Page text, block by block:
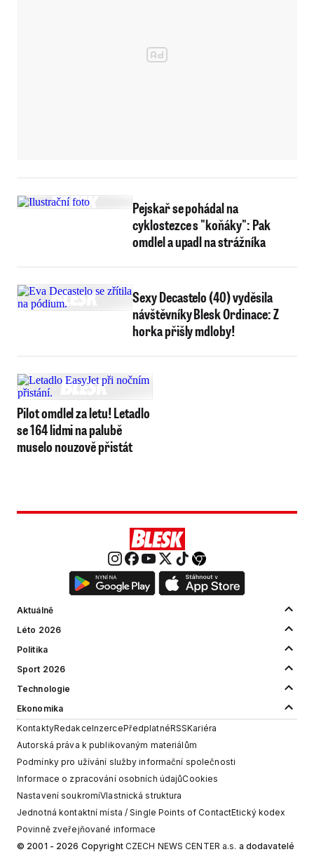
Pejskař se pohádal na
cyklostezce s "koňáky": Pak
omdlel a upadl na strážníka
Sexy Decastelo (40) vyděsila
návštěvníky Blesk Ordinace: Z
horka přišly mdloby!
Pilot omdlel za letu! Letadlo
se 164 lidmi na palubě
muselo nouzově přistát
Aktuálně
Léto 2026
Politika
Sport 2026
Technologie
Ekonomika
KontaktyRedakceInzercePředplatnéRSSKariéra
Autorská práva k publikovaným materiálům
Podmínky pro užívání služby informační společnosti
Informace o zpracování osobních údajůCookies
Nastavení soukromíVlastnická struktura
Jednotná kontaktní místa / Single Points of ContactEtický kodex
Povinně zveřejňované informace
© 2001 - 2026 Copyright CZECH NEWS CENTER a.s. a dodavatelé